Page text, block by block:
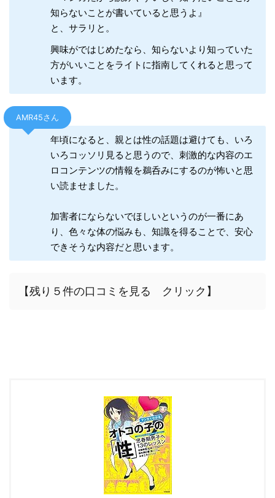
知らないことが書いていると思うよ』
と、サラリと。
興味がではじめたなら、知らないより知っていた
方がいいことをライトに指南してくれると思って
います。
AMR45さん
年頃になると、親とは性の話題は避けても、いろ
いろコッソリ見ると思うので、刺激的な内容のエ
ロコンテンツの情報を鵜呑みにするのが怖いと思
い読ませました。
加害者にならないでほしいというのが一番にあ
り、色々な体の悩みも、知識を得ることで、安心
できそうな内容だと思います。
【残り５件の口コミを見る クリック】